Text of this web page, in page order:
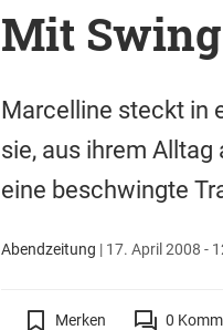
Mit
Marcelline steckt in
sie, aus ihrem
eine beschwingte
Abendzeitung | 17. April 2008 -
Merken 0